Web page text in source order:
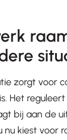
zorgt voor
Het
bij aan de
nu kiest voor